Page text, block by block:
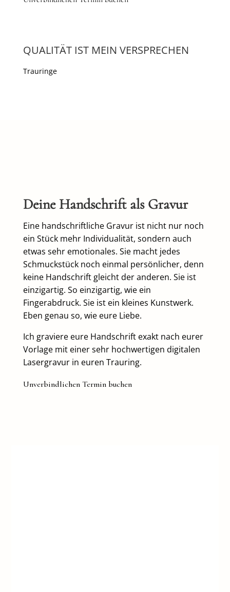
QUALITÄT IST MEIN VERSPRECHEN
Trauringe
Deine Handschrift als Gravur
Eine handschriftliche Gravur ist nicht nur noch
ein Stück mehr Individualität, sondern auch
etwas sehr emotionales. Sie macht jedes
Schmuckstück noch einmal persönlicher, denn
keine Handschrift gleicht der anderen. Sie ist
einzigartig. So einzigartig, wie ein
Fingerabdruck. Sie ist ein kleines Kunstwerk.
Eben genau so, wie eure Liebe.
Ich graviere eure Handschrift exakt nach eurer
Vorlage mit einer sehr hochwertigen digitalen
Lasergravur in euren Trauring.
Unverbindlichen Termin buchen